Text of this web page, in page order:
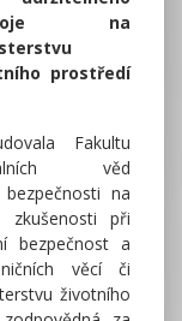
na
prostředí
Fakultu
věd
na
zkušenosti při
bezpečnost a
věcí či
životního